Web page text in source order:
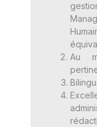
Au